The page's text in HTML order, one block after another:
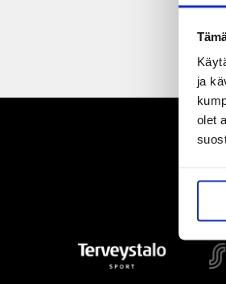
ja
olet